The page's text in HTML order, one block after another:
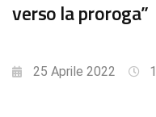
verso la proroga”
25 Aprile 2022